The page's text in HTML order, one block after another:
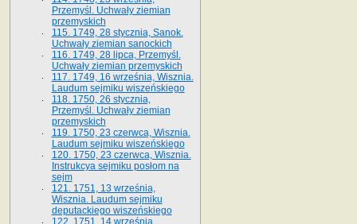
Przemyśl. Uchwały ziemian
przemyskich
115. 1749, 28 stycznia, Sanok.
Uchwały ziemian sanockich
116. 1749, 28 lipca, Przemyśl.
Uchwały ziemian przemyskich
117. 1749, 16 września, Wisznia.
Laudum sejmiku wiszeńskiego
118. 1750, 26 stycznia,
Przemyśl. Uchwały ziemian
przemyskich
119. 1750, 23 czerwca, Wisznia.
Laudum sejmiku wiszeńskiego
120. 1750, 23 czerwca, Wisznia.
Instrukcya sejmiku posłom na
sejm
121. 1751, 13 września,
Wisznia. Laudum sejmiku
deputackiego wiszeńskiego
122. 1751, 14 września,